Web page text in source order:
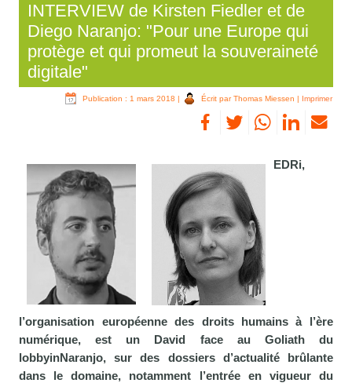
INTERVIEW de Kirsten Fiedler et de
Diego Naranjo: "Pour une Europe qui
protège et qui promeut la souveraineté
digitale"
Publication : 1 mars 2018 | Écrit par Thomas Miessen | Imprimer
EDRi,
l’organisation européenne des droits humains à l’ère
numérique, est un David face au Goliath du
lobbyinNaranjo, sur des dossiers d’actualité brûlante
dans le domaine, notamment l’entrée en vigueur du